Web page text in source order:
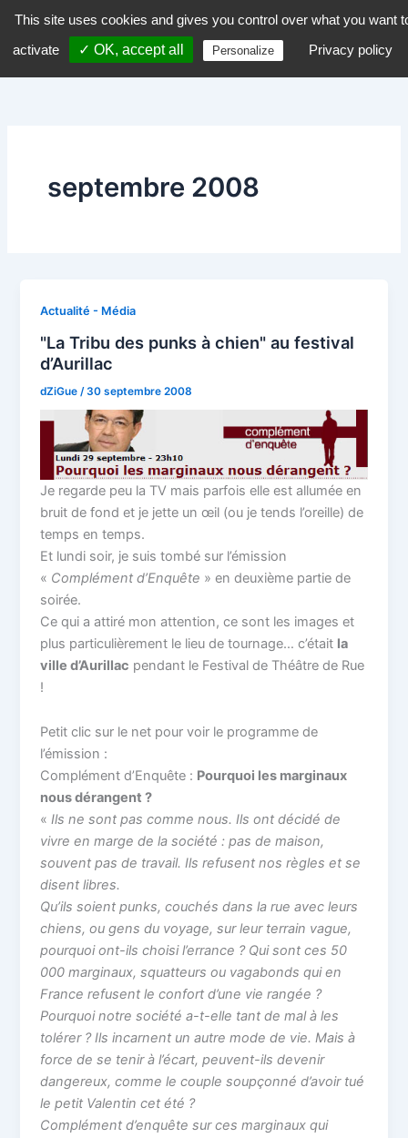
contenu
dZiGue
septembre 2008
Actualité - Média
"La Tribu des punks à chien" au festival
d’Aurillac
dZiGue /30 septembre 2008
Je regarde peu la TV mais parfois elle est allumée en
bruit de fond et je jette un œil (ou je tends l’oreille) de
temps en temps.
Et lundi soir, je suis tombé sur l’émission
« Complément d’Enquête » en deuxième partie de
soirée.
Ce qui a attiré mon attention, ce sont les images et
plus particulièrement le lieu de tournage… c’était la
ville d’Aurillac pendant le Festival de Théâtre de Rue
!
Petit clic sur le net pour voir le programme de
l’émission :
Complément d’Enquête : Pourquoi les marginaux
nous dérangent ?
«Ils ne sont pas comme nous. Ils ont décidé de
vivre en marge de la société : pas de maison,
souvent pas de travail. Ils refusent nos règles et se
disent libres.
Qu’ils soient punks, couchés dans la rue avec leurs
chiens, ou gens du voyage, sur leur terrain vague,
pourquoi ont-ils choisi l’errance ? Qui sont ces 50
000 marginaux, squatteurs ou vagabonds qui en
France refusent le confort d’une vie rangée ?
Pourquoi notre société a-t-elle tant de mal à les
tolérer ? Ils incarnent un autre mode de vie. Mais à
force de se tenir à l’écart, peuvent-ils devenir
dangereux, comme le couple soupçonné d’avoir tué
le petit Valentin cet été ?
Complément d’enquête sur ces marginaux qui
This site uses cookies and gives you control over what you want
activate
✓ OK, accept all Personalize Privacy policy